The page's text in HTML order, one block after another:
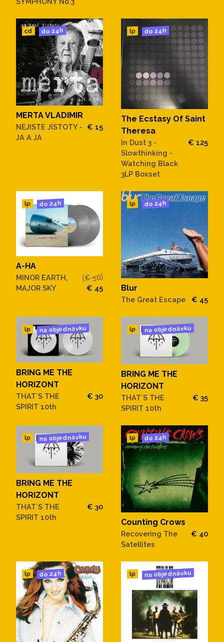
cd do 24h
MERTA VLADIMIR
NEJISTE JISTOTY -
JA A JA
€ 15
lp do 24h
The Ecstasy Of Saint
Theresa
In Dust 3 -
Slowthinking -
Watching Black
3LP Boxset
€ 125
lp do 24h
A-HA
MINOR EARTH,
MAJOR SKY
(€ 50)
€ 45
lp do 24h
Blur
The Great Escape € 45
lp na objednávku
BRING ME THE
HORIZONT
THAT´S THE
SPIRIT 10th
€ 30
lp na objednávku
BRING ME THE
HORIZONT
THAT´S THE
SPIRIT 10th
€ 35
lp na objednávku
BRING ME THE
HORIZONT
THAT´S THE
SPIRIT 10th
€ 30
lp do 24h
Counting Crows
Recovering The
Satellites
€ 40
lp do 24h lp na objednávku